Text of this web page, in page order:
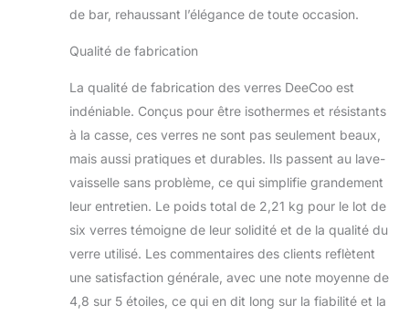
de bar, rehaussant l’élégance de toute occasion.
Qualité de fabrication
La qualité de fabrication des verres DeeCoo est
indéniable. Conçus pour être isothermes et résistants
à la casse, ces verres ne sont pas seulement beaux,
mais aussi pratiques et durables. Ils passent au lave-
vaisselle sans problème, ce qui simplifie grandement
leur entretien. Le poids total de 2,21 kg pour le lot de
six verres témoigne de leur solidité et de la qualité du
verre utilisé. Les commentaires des clients reflètent
une satisfaction générale, avec une note moyenne de
4,8 sur 5 étoiles, ce qui en dit long sur la fiabilité et la